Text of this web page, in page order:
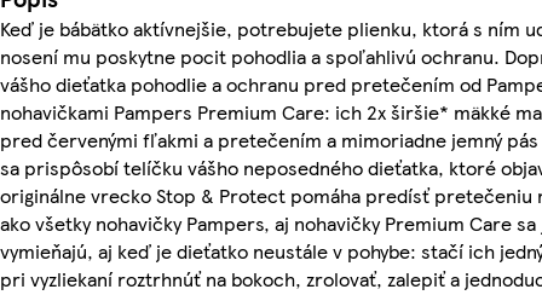
Keď je bábätko aktívnejšie, potrebujete plienku, ktorá s ním
nosení mu poskytne pocit pohodlia a spoľahlivú ochranu.
vášho dieťatka pohodlie a ochranu pred pretečením od
nohavičkami Pampers Premium Care: ich 2x širšie* mäkké
pred červenými fľakmi a pretečením a mimoriadne jemný
sa prispôsobí telíčku vášho neposedného dieťatka, ktoré
originálne vrecko Stop & Protect pomáha predísť pretečeniu
ako všetky nohavičky Pampers, aj nohavičky Premium Care
vymieňajú, aj keď je dieťatko neustále v pohybe: stačí ich
pri vyzliekaní roztrhnúť na bokoch, zrolovať, zalepiť a